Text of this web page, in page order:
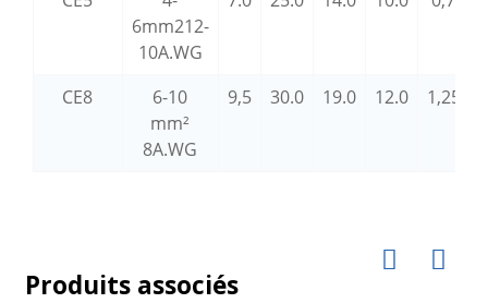
6mm212-
10A.WG
CE8
6-10
mm²
8A.WG
9,5 30.0 19.0 12.0 1,25
Produits associés